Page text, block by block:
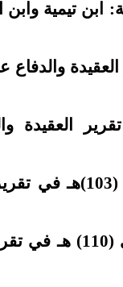
ابن تيمية
والدفاع
العقيدة
جهود الإمام مجاهد بن
جهود الإمام الحسن